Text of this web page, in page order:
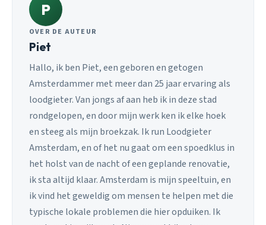
P
OVER DE AUTEUR
Piet
Hallo, ik ben Piet, een geboren en getogen
Amsterdammer met meer dan 25 jaar ervaring als
loodgieter. Van jongs af aan heb ik in deze stad
rondgelopen, en door mijn werk ken ik elke hoek
en steeg als mijn broekzak. Ik run Loodgieter
Amsterdam, en of het nu gaat om een spoedklus in
het holst van de nacht of een geplande renovatie,
ik sta altijd klaar. Amsterdam is mijn speeltuin, en
ik vind het geweldig om mensen te helpen met die
typische lokale problemen die hier opduiken. Ik